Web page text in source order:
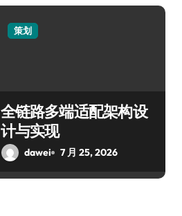
策划
全链路多端适配架构设
计与实现
dawei 7 月 25, 2026